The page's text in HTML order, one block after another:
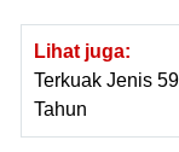
Lihat juga:
Terkuak Jenis
Tahun